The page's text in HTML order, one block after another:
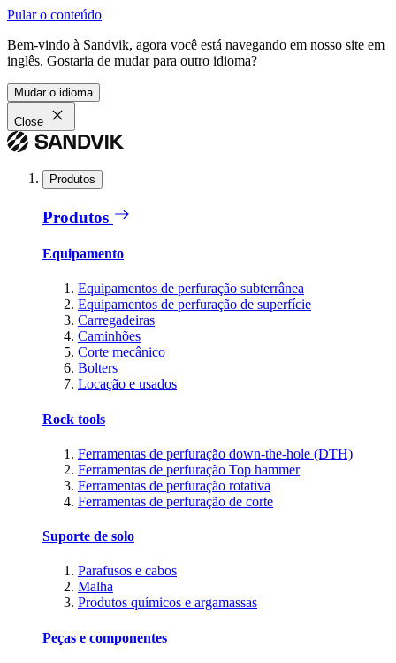
Pular o conteúdo
Bem-vindo à Sandvik, agora você está navegando em nosso site em
inglês. Gostaria de mudar para outro idioma?
Mudar o idioma
Close
Produtos
Produtos
Equipamento
Equipamentos de perfuração subterrânea
Equipamentos de perfuração de superfície
Carregadeiras
Caminhões
Corte mecânico
Bolters
Locação e usados
Rock tools
Ferramentas de perfuração down-the-hole (DTH)
Ferramentas de perfuração Top hammer
Ferramentas de perfuração rotativa
Ferramentas de perfuração de corte
Suporte de solo
Parafusos e cabos
Malha
Produtos químicos e argamassas
Peças e componentes